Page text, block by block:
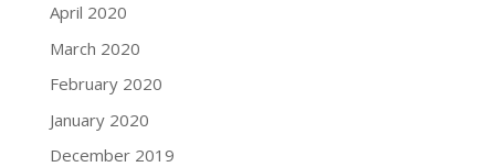
April 2020
March 2020
February 2020
January 2020
December 2019